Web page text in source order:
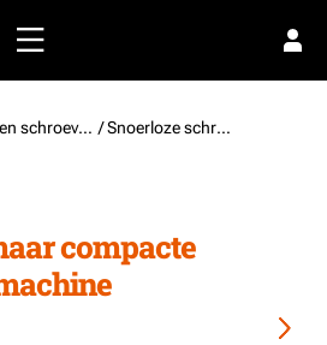
Boren en schroevendraaiers / Snoerloze schroefboormachines
compacte